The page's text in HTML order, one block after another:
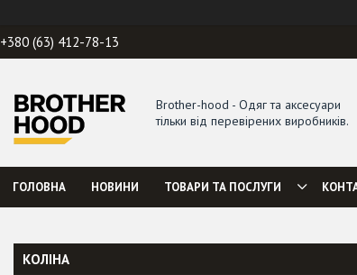
+380 (63) 412-78-13
Brother-hood - Одяг та аксесуари
тільки від перевірених виробників.
ГОЛОВНА НОВИНИ ТОВАРИ ТА ПОСЛУГИ
КОЛІНА